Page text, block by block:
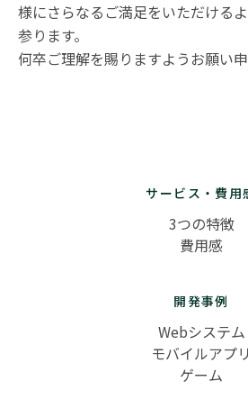
様にさらなるご満足をいただける
参ります。
何卒ご理解を賜りますようお願い申
サービス・費用
3つの特徴
費用感
開発事例
Webシステム
モバイルアプリ
ゲーム